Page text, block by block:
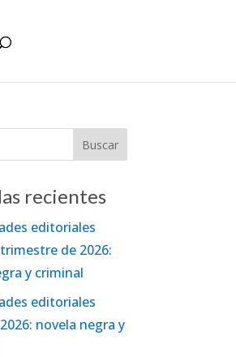
recientes
editoriales
de 2026:
y criminal
editoriales
novela negra y